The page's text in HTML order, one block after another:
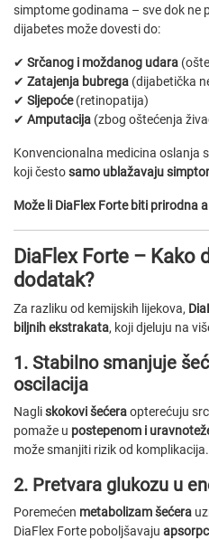
simptome godinama – sve dok ne
dijabetes može dovesti do:
✔ Srčanog i moždanog udara
✔ Zatajenja bubrega (dijabetička
✔ Sljepoće(retinopatija)
✔ Amputacija (zbog oštećenja
Konvencionalna medicina oslanja
koji čestosamo ublažavaju
Može li DiaFlex Forte biti prirodna
DiaFlex Forte – Kako
dodatak?
Za razliku od kemijskih lijekova,
biljnih ekstrakata, koji djeluju na
1. Stabilno smanjuje
oscilacija
Nagliskokovi šećeraopterećuju
pomaže u postepenom i
može smanjiti rizik od komplikacija.
2. Pretvara glukozu u
Poremećen metabolizam šećera
DiaFlex Forte poboljšavaju